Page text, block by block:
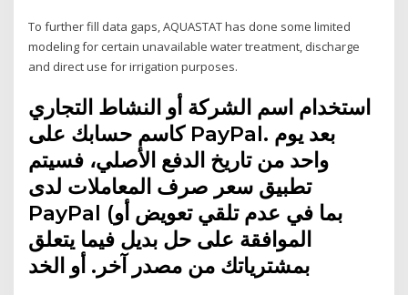
To further fill data gaps, AQUASTAT has done some limited
modeling for certain unavailable water treatment, discharge
and direct use for irrigation purposes.
استخدام اسم الشركة أو النشاط التجاري
كاسم حسابك على PayPal. بعد يوم
واحد من تاريخ الدفع الأصلي، فسيتم
تطبيق سعر صرف المعاملات لدى
PayPal (بما في عدم تلقي تعويض أو
الموافقة على حل بديل فيما يتعلق
بمشترياتك من مصدر آخر. أو الخد